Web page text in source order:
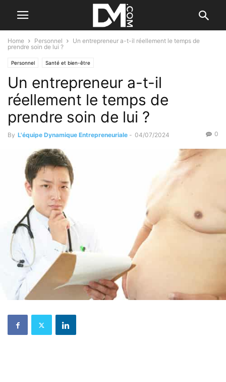
Home Personnel
Un entrepreneur a-t-il réellement le temps de
prendre soin de lui ?
Personnel Santé et bien-être
Un entrepreneur a-t-il
réellement le temps de
prendre soin de lui ?
By L'équipe Dynamique Entrepreneuriale - 04/07/2024 0